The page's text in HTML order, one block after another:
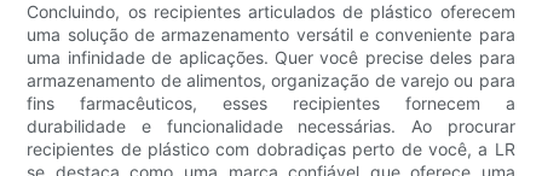
Concluindo, os recipientes articulados de plástico oferecem
uma solução de armazenamento versátil e conveniente para
uma infinidade de aplicações. Quer você precise deles para
armazenamento de alimentos, organização de varejo ou para
fins farmacêuticos, esses recipientes fornecem a
durabilidade e funcionalidade necessárias. Ao procurar
recipientes de plástico com dobradiças perto de você, a LR